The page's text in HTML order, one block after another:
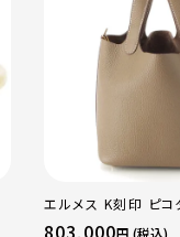
エルメス K刻印 ピコ
18PM トリヨン ハン
803,000円 (税込)